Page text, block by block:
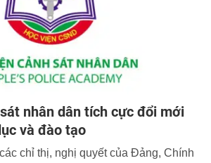
nhân dân tích cực đổi mới
và đào tạo
chỉ thị, nghị quyết của Đảng, Chính